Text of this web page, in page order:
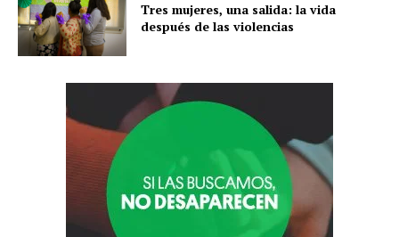
Tres mujeres, una salida: la vida
después de las violencias